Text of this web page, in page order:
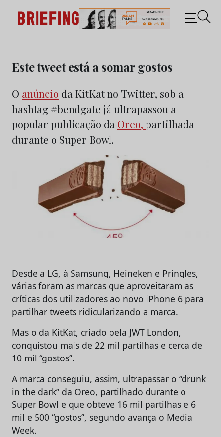
content
Briefing: Todas as notícias sobre os negócios do
Marketing e da Publicidade
Este tweet está a somar gostos
O anúncio da KitKat no Twitter, sob a
hashtag #bendgate já ultrapassou a
popular publicação da Oreo, partilhada
durante o Super Bowl.
Desde a LG, à Samsung, Heineken e Pringles,
várias foram as marcas que aproveitaram as
críticas dos utilizadores ao novo iPhone 6 para
partilhar tweets ridicularizando a marca.
Mas o da KitKat, criado pela JWT London,
conquistou mais de 22 mil partilhas e cerca de
10 mil “gostos”.
A marca conseguiu, assim, ultrapassar o “drunk
in the dark” da Oreo, partilhado durante o
Super Bowl e que obteve 16 mil partilhas e 6
mil e 500 “gostos”, segundo avança o Media
Week.